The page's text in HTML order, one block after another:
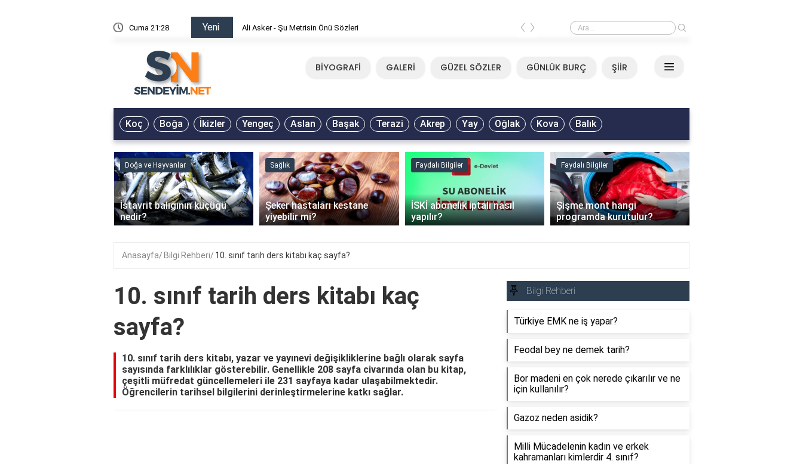
Cuma 21:28 Yeni Ali Asker - Şu Metrisin Önü Sözleri Mirkelam - Tavla Sözleri
‹ ›
BİYOGRAFİ GALERİ GÜZEL SÖZLER GÜNLÜK BURÇ ŞİİR
Koç Boğa İkizler Yengeç Aslan Başak Terazi Akrep Yay Oğlak Kova Balık
Doğa ve Hayvanlar
İstavrit balığının küçüğü
nedir?
Sağlık
Şeker hastaları kestane
yiyebilir mi?
Faydalı Bilgiler
İSKİ abonelik iptali nasıl
yapılır?
Faydalı Bilgiler
Şişme mont hangi
programda kurutulur?
‹ ›
Anasayfa Bilgi Rehberi 10. sınıf tarih ders kitabı kaç sayfa?
10. sınıf tarih ders kitabı kaç
sayfa?
10. sınıf tarih ders kitabı, yazar ve yayınevi değişikliklerine bağlı olarak sayfa
sayısında farklılıklar gösterebilir. Genellikle 208 sayfa civarında olan bu kitap,
çeşitli müfredat güncellemeleri ile 231 sayfaya kadar ulaşabilmektedir.
Öğrencilerin tarihsel bilgilerini derinleştirmelerine katkı sağlar.
Bilgi Rehberi
Türkiye EMK ne iş yapar?
Feodal bey ne demek tarih?
Bor madeni en çok nerede çıkarılır ve ne
için kullanılır?
Gazoz neden asidik?
Milli Mücadelenin kadın ve erkek
kahramanları kimlerdir 4. sınıf?